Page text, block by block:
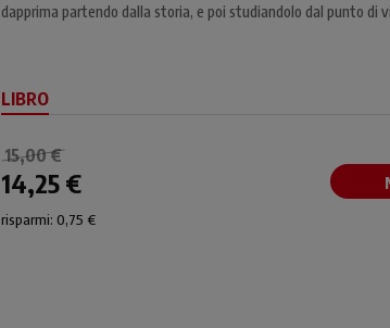
dapprima partendo dalla storia, e poi studiandolo dal punto di
LIBRO
15,00 €
14,25 €
risparmi: 0,75 €